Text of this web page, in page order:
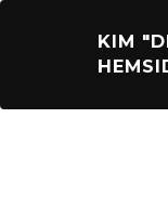
Hoppa
KIM